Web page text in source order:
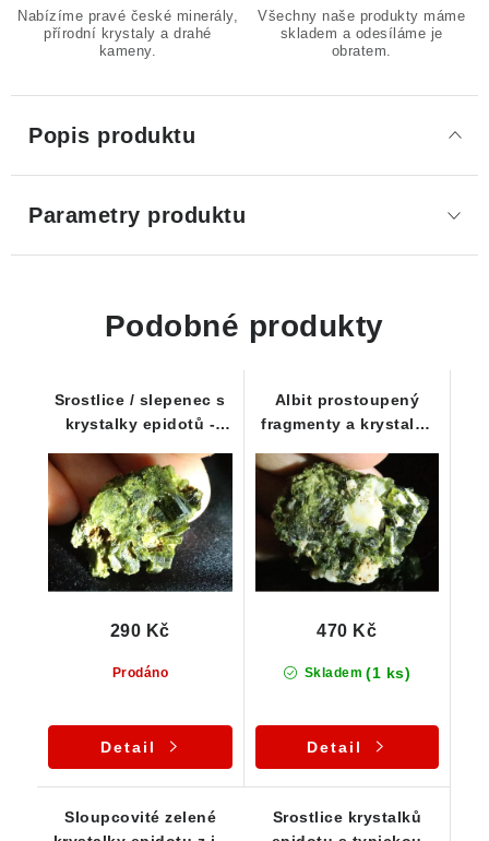
Nabízíme pravé české minerály,
přírodní krystaly a drahé
kameny.
Všechny naše produkty máme
skladem a odesíláme je
obratem.
Popis produktu
Parametry produktu
Podobné produkty
Srostlice / slepenec s
krystalky epidotů -
Prodáno
290 Kč
Detail
Albit prostoupený
fragmenty a krystalky
Skladem (1 ks)
470 Kč
Detail
Sloupcovité zelené
Srostlice krystalků